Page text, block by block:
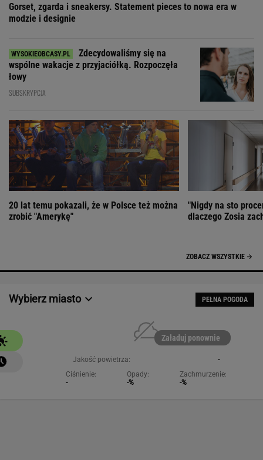
Gorset, zgarda i sneakersy. Statement pieces to nowa era w
modzie i designie
Zdecydowaliśmy się na
wspólne wakacje z przyjaciółką. Rozpoczęła
łowy
SUBSKRYPCJA
20 lat temu pokazali, że w Polsce też można
zrobić "Amerykę"
"Nigdy na sto
dlaczego Zosia
ZOBACZ WSZYSTKIE
Wybierz miasto PEŁNA POGODA
Załaduj ponownie
Jakość powietrza:
-
Ciśnienie:
-
Opady:
-%
Zachmurzenie:
-%